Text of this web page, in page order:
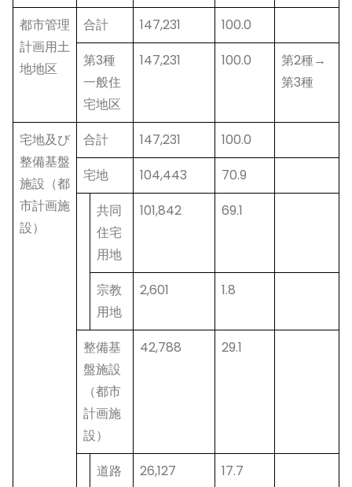
都市管理
計画用土
地地区
合計 147,231
100.0
第3種
一般住
宅地区
147,231 100.0
第2種→
第3種
宅地及び
整備基盤
施設（都
市計画施
設）
合計 147,231
100.0
宅地
104,443
70.9
共同
住宅
用地
101,842 69.1
宗教
用地
2,601 1.8
整備基
盤施設
（都市
計画施
設）
42,788 29.1
道路 26,127 17.7